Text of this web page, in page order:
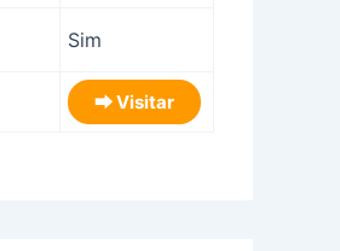
Sim
⮕ Visitar